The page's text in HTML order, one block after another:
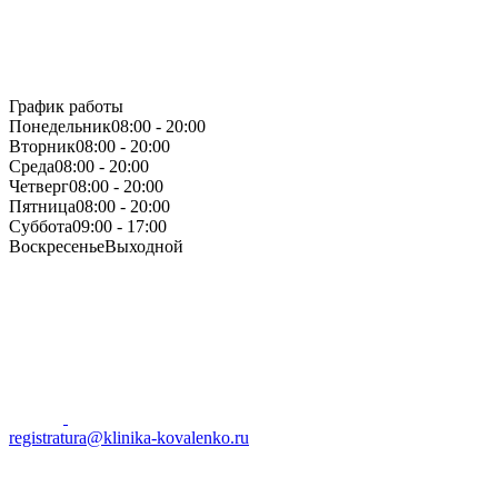
График работы
Понедельник08:00 - 20:00
Вторник08:00 - 20:00
Среда08:00 - 20:00
Четверг08:00 - 20:00
Пятница08:00 - 20:00
Суббота09:00 - 17:00
ВоскресеньеВыходной
registratura@klinika-kovalenko.ru